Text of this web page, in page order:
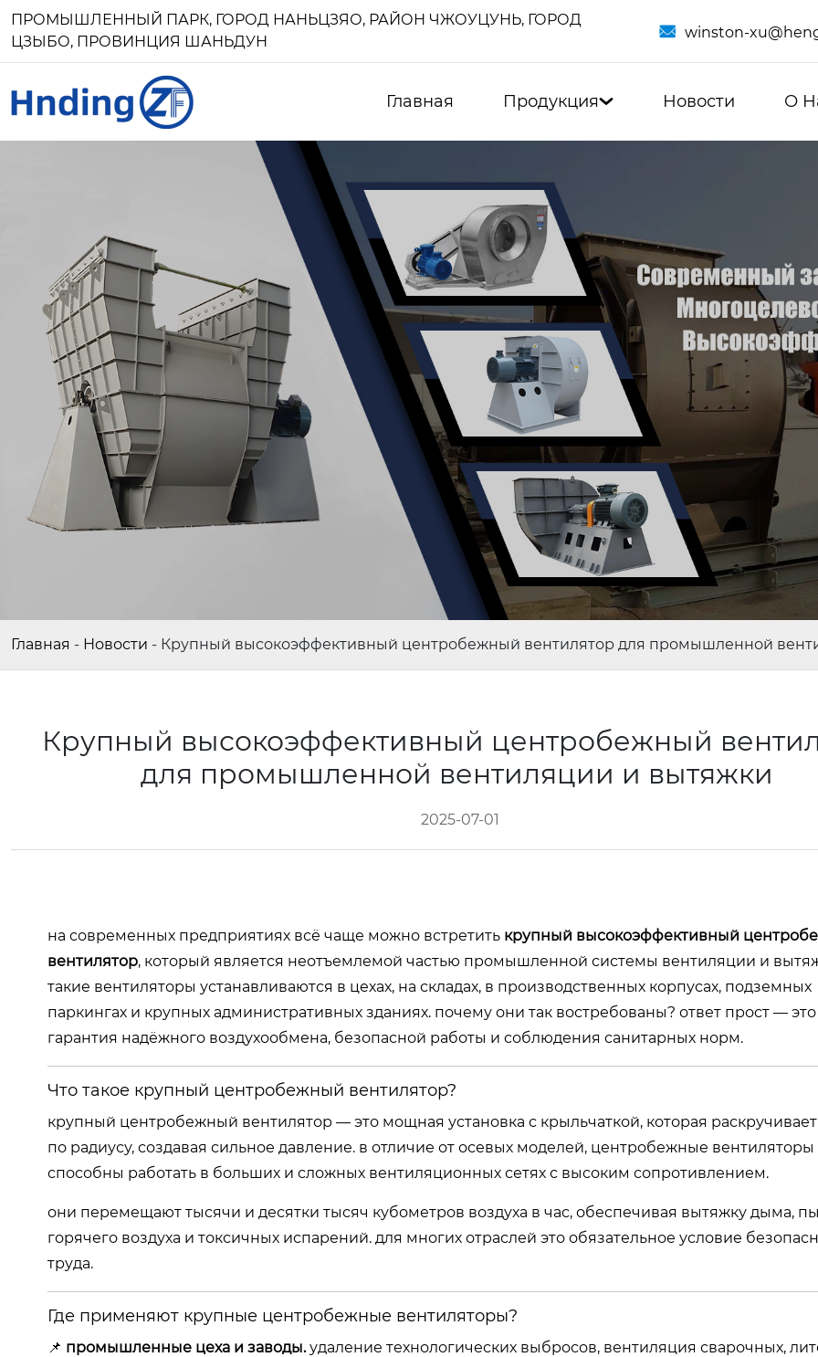
ПРОМЫШЛЕННЫЙ ПАРК, ГОРОД НАНЬЦЗЯО, РАЙОН ЧЖОУЦУНЬ, ГОРОД
ЦЗЫБО, ПРОВИНЦИЯ ШАНЬДУН
 winston-
Главная Продукция Новости О
Главная - Новости - Крупный высокоэффективный центробежный вентилятор для промышленной
Крупный высокоэффективный центробежный
для промышленной вентиляции и вытяжки
2025-07-01
на современных предприятиях всё чаще можно встретить крупный высокоэффективный
вентилятор, который является неотъемлемой частью промышленной системы вентиляции и
такие вентиляторы устанавливаются в цехах, на складах, в производственных корпусах, подземных
паркингах и крупных административных зданиях. почему они так востребованы? ответ прост — это
гарантия надёжного воздухообмена, безопасной работы и соблюдения санитарных норм.
Что такое крупный центробежный вентилятор?
крупный центробежный вентилятор — это мощная установка с крыльчаткой, которая раскручивает
по радиусу, создавая сильное давление. в отличие от осевых моделей, центробежные вентиляторы
способны работать в больших и сложных вентиляционных сетях с высоким сопротивлением.
они перемещают тысячи и десятки тысяч кубометров воздуха в час, обеспечивая вытяжку дыма,
горячего воздуха и токсичных испарений. для многих отраслей это обязательное условие
труда.
Где применяют крупные центробежные вентиляторы?
📌 промышленные цеха и заводы.удаление технологических выбросов, вентиляция сварочных,